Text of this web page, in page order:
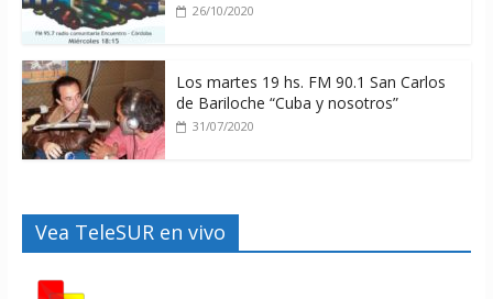
26/10/2020
Los martes 19 hs. FM 90.1 San Carlos
de Bariloche “Cuba y nosotros”
31/07/2020
Vea TeleSUR en vivo